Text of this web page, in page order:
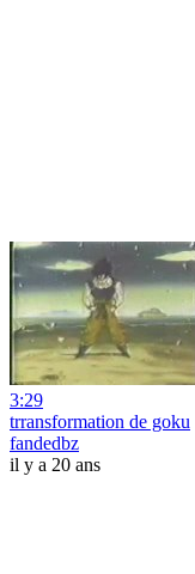
3:29
trransformation de goku
fandedbz
il y a 20 ans